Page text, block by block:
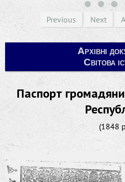
Previous Next
Архівні
Світова
Паспорт
(1848